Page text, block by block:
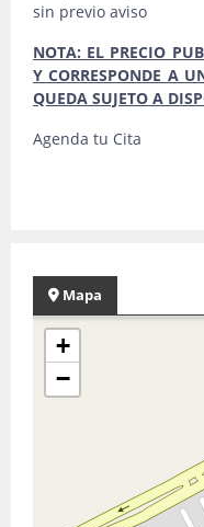
sin previo aviso
NOTA: EL PRECIO
Y CORRESPONDE A
QUEDA SUJETO A
Agenda tu Cita
Mapa
+
−